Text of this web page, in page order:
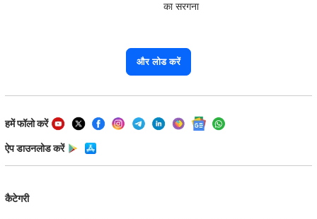
का सरगना
और लोड करें
हमें फॉलो करें
ऐप डाउनलोड करें
कैटेगरी